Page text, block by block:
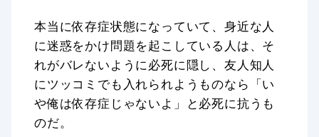
本当に依存症状態になっていて、身近な人
に迷惑をかけ問題を起こしている人は、そ
れがバレないように必死に隠し、友人知人
にツッコミでも入れられようものなら「い
や俺は依存症じゃないよ」と必死に抗うも
のだ。